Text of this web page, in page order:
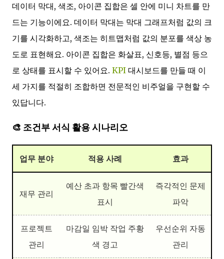
데이터 막대, 색조, 아이콘 집합은 셀 안에 미니 차트를 만
드는 기능이에요. 데이터 막대는 막대 그래프처럼 값의 크
기를 시각화하고, 색조는 히트맵처럼 값의 분포를 색상 농
도로 표현해요. 아이콘 집합은 화살표, 신호등, 별점 등으
로 상태를 표시할 수 있어요. KPI 대시보드를 만들 때 이
세 가지를 적절히 조합하면 전문적인 비주얼을 구현할 수
있답니다.
🎨 조건부 서식 활용 시나리오
업무 분야 적용 사례 효과
재무 관리
예산 초과 항목 빨간색
표시
즉각적인 문제
파악
프로젝트
관리
마감일 임박 작업 주황
색 경고
우선순위 자동
관리